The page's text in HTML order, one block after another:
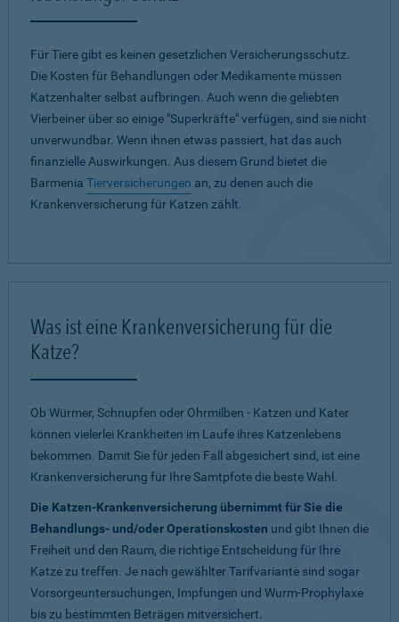
Für Tiere gibt es keinen gesetzlichen Versicherungsschutz.
Die Kosten für Behandlungen oder Medikamente müssen
Katzenhalter selbst aufbringen. Auch wenn die geliebten
Vierbeiner über so einige "Superkräfte" verfügen, sind sie nicht
unverwundbar. Wenn ihnen etwas passiert, hat das auch
finanzielle Auswirkungen. Aus diesem Grund bietet die
Barmenia Tierversicherungen an, zu denen auch die
Krankenversicherung für Katzen zählt.
Was ist eine Krankenversicherung für die
Katze?
Ob Würmer, Schnupfen oder Ohrmilben - Katzen und Kater
können vielerlei Krankheiten im Laufe ihres Katzenlebens
bekommen. Damit Sie für jeden Fall abgesichert sind, ist eine
Krankenversicherung für Ihre Samtpfote die beste Wahl.
Die Katzen-Krankenversicherung übernimmt für Sie die
Behandlungs- und/oder Operationskosten und gibt Ihnen die
Freiheit und den Raum, die richtige Entscheidung für Ihre
Katze zu treffen. Je nach gewählter Tarifvariante sind sogar
Vorsorgeuntersuchungen, Impfungen und Wurm-Prophylaxe
bis zu bestimmten Beträgen mitversichert.